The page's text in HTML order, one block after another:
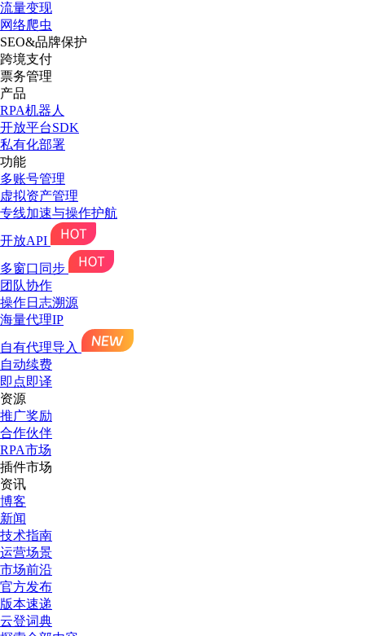
流量变现
网络爬虫
SEO&品牌保护
跨境支付
票务管理
产品
RPA机器人
开放平台SDK
私有化部署
功能
多账号管理
虚拟资产管理
专线加速与操作护航
开放API
多窗口同步
团队协作
操作日志溯源
海量代理IP
自有代理导入
自动续费
即点即译
资源
推广奖励
合作伙伴
RPA市场
插件市场
资讯
博客
新闻
技术指南
运营场景
市场前沿
官方发布
版本速递
云登词典